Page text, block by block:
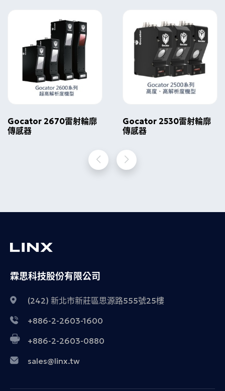
Gocator 2670雷射輪廓
傳感器
Gocator 2530雷射輪廓
傳感器
霖思科技股份有限公司
(242) 新北市新莊區思源路555號25樓
+886-2-2603-1600
+886-2-2603-0880
sales@linx.tw